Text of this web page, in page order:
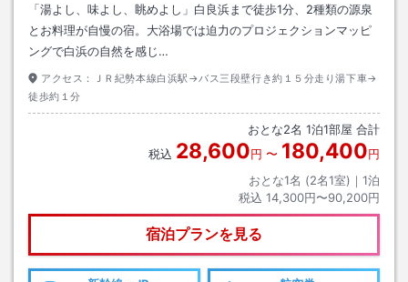
「湯よし、味よし、眺めよし」白良浜まで徒歩1分、2種類の源泉
とお料理が自慢の宿。大浴場では迫力のプロジェクションマッピ
ングで白浜の自然を感じ…
アクセス：
ＪＲ紀勢本線白浜駅→バス三段壁行き約１５分走り湯下車→
徒歩約１分
おとな2名 1泊1部屋 合計
税込 28,600円 〜 180,400円
おとな1名 (2名1室)｜ 1泊
税込 14,300円〜90,200円
宿泊プランを見る